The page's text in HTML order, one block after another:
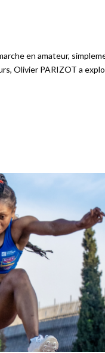
en amateur,
Olivier PARIZOT a